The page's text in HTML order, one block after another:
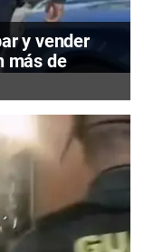
y vender
más de